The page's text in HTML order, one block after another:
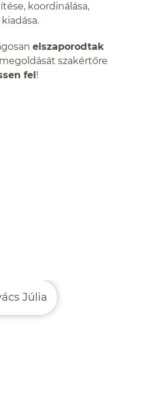
koordinálása,
elszaporodtak
szakértőre
fel!